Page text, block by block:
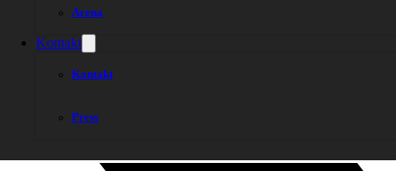
Arena
Kontakt
Kontakt
Press